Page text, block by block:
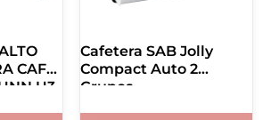
CAFÉ
U3
Cafetera SAB Jolly
Compact Auto 2
Grupos